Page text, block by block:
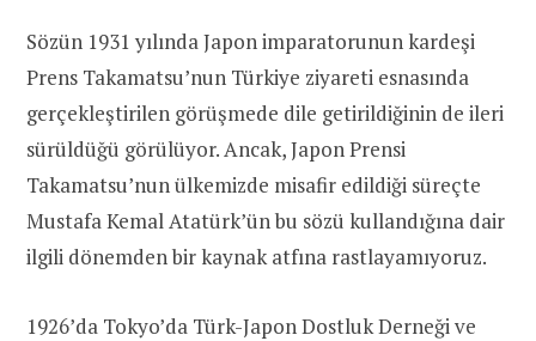
Sözün 1931 yılında Japon imparatorunun kardeşi
Prens Takamatsu’nun Türkiye ziyareti esnasında
gerçekleştirilen görüşmede dile getirildiğinin de ileri
sürüldüğü görülüyor. Ancak, Japon Prensi
Takamatsu’nun ülkemizde misafir edildiği süreçte
Mustafa Kemal Atatürk’ün bu sözü kullandığına dair
ilgili dönemden bir kaynak atfına rastlayamıyoruz.
1926’da Tokyo’da Türk-Japon Dostluk Derneği ve